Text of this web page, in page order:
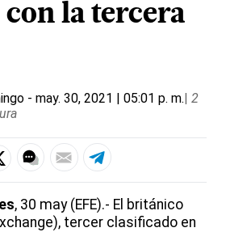
la tercera
- may. 30, 2021 | 05:01 p. m.| 2
, 30 may (EFE).- El británico
tercer clasificado en